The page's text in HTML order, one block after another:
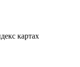
картах